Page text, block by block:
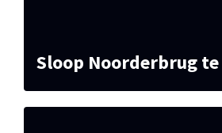
Sloop Noorderbrug